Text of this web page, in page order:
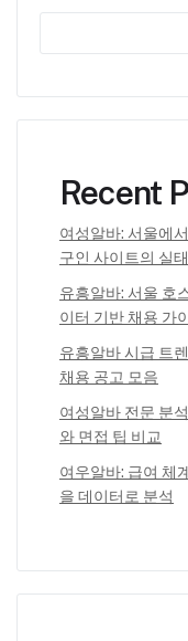
Recent
여성알바: 서울에
구인 사이트의 실
유흥알바: 서울 호
이터 기반 채용 가
유흥알바 시급 트
채용 공고 모음
여성알바 전문 분
와 면접 팁 비교
여우알바: 급여 체
을 데이터로 분석